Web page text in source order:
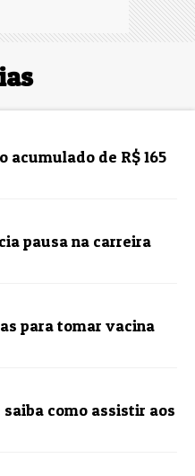
acumulado de R$ 165
pausa na carreira
para tomar vacina
como assistir aos